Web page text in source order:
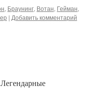
, Браунинг, Вотан, Гейман,
| Добавить комментарий